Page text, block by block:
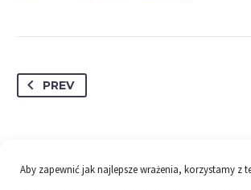
Aby zapewnić jak najlepsze wrażenia, korzystamy z
PREV